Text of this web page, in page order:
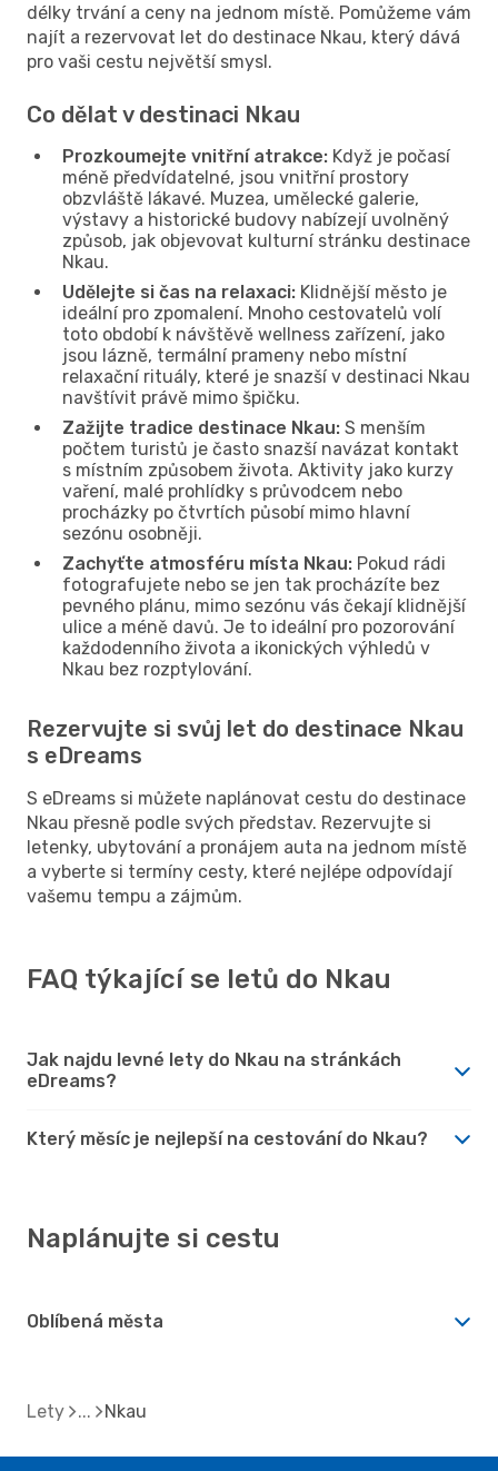
délky trvání a ceny na jednom místě. Pomůžeme vám
najít a rezervovat let do destinace Nkau, který dává
pro vaši cestu největší smysl.
Co dělat v destinaci Nkau
Prozkoumejte vnitřní atrakce: Když je počasí
méně předvídatelné, jsou vnitřní prostory
obzvláště lákavé. Muzea, umělecké galerie,
výstavy a historické budovy nabízejí uvolněný
způsob, jak objevovat kulturní stránku destinace
Nkau.
Udělejte si čas na relaxaci: Klidnější město je
ideální pro zpomalení. Mnoho cestovatelů volí
toto období k návštěvě wellness zařízení, jako
jsou lázně, termální prameny nebo místní
relaxační rituály, které je snazší v destinaci Nkau
navštívit právě mimo špičku.
Zažijte tradice destinace Nkau: S menším
počtem turistů je často snazší navázat kontakt
s místním způsobem života. Aktivity jako kurzy
vaření, malé prohlídky s průvodcem nebo
procházky po čtvrtích působí mimo hlavní
sezónu osobněji.
Zachyťte atmosféru místa Nkau: Pokud rádi
fotografujete nebo se jen tak procházíte bez
pevného plánu, mimo sezónu vás čekají klidnější
ulice a méně davů. Je to ideální pro pozorování
každodenního života a ikonických výhledů v
Nkau bez rozptylování.
Rezervujte si svůj let do destinace Nkau
s eDreams
S eDreams si můžete naplánovat cestu do destinace
Nkau přesně podle svých představ. Rezervujte si
letenky, ubytování a pronájem auta na jednom místě
a vyberte si termíny cesty, které nejlépe odpovídají
vašemu tempu a zájmům.
FAQ týkající se letů do Nkau
Jak najdu levné lety do Nkau na stránkách
eDreams?
Který měsíc je nejlepší na cestování do Nkau?
Naplánujte si cestu
Oblíbená města
Lety Nkau